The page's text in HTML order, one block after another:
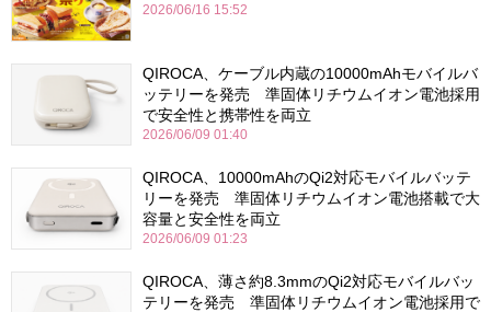
2026/06/16 15:52
QIROCA、ケーブル内蔵の10000mAhモバイルバ
ッテリーを発売 準固体リチウムイオン電池採用
で安全性と携帯性を両立
2026/06/09 01:40
QIROCA、10000mAhのQi2対応モバイルバッテ
リーを発売 準固体リチウムイオン電池搭載で大
容量と安全性を両立
2026/06/09 01:23
QIROCA、薄さ約8.3mmのQi2対応モバイルバッ
テリーを発売 準固体リチウムイオン電池採用で